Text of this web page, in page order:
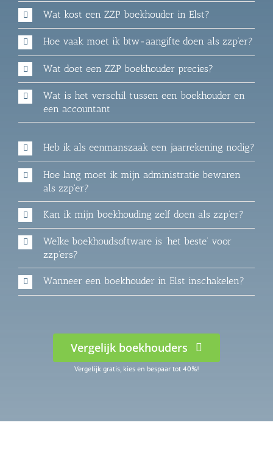
Wat kost een ZZP boekhouder in Elst?
Hoe vaak moet ik btw-aangifte doen als zzp’er?
Wat doet een ZZP boekhouder precies?
Wat is het verschil tussen een boekhouder en
een accountant
Heb ik als eenmanszaak een jaarrekening nodig?
Hoe lang moet ik mijn administratie bewaren
als zzp'er?
Kan ik mijn boekhouding zelf doen als zzp’er?
Welke boekhoudsoftware is ‘het beste’ voor
zzp’ers?
Wanneer een boekhouder in Elst inschakelen?
Vergelijk boekhouders
Vergelijk gratis, kies en bespaar tot 40%!